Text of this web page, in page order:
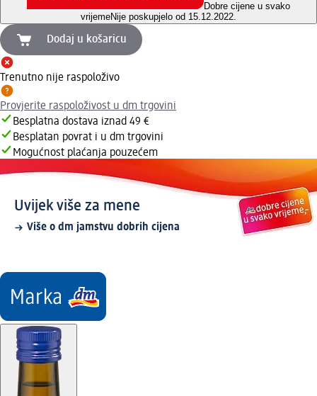
Dobre cijene u svako
vrijemeNije poskupjelo od 15.12.2022.
Dodaj u košaricu
Trenutno nije raspoloživo
Provjerite raspoloživost u dm trgovini
Besplatna dostava iznad 49 €
Besplatan povrat i u dm trgovini
Mogućnost plaćanja pouzećem
Uvijek više za mene
Više o dm jamstvu dobrih cijena